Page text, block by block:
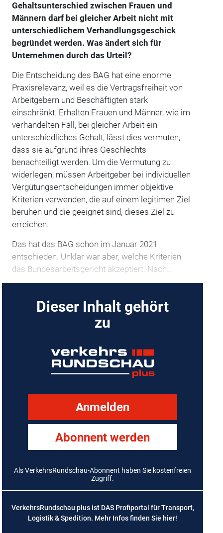
Gehaltsunterschied zwischen Frauen und
Männern darf bei gleicher Arbeit nicht mit
unterschiedlichem Verhandlungsgeschick
begründet werden. Was ändert sich für
Unternehmen durch das Urteil?
Die Entscheidung des BAG hat eine enorme
Praxisrelevanz, weil es die Vertragsfreiheit von
Arbeitgebern und Beschäftigten stark
einschränkt. Erhalten Frauen und Männer, wie im
verhandelten Fall, bei gleicher Arbeit ein
unterschiedliches Gehalt, lässt dies vermuten,
dass sie aufgrund ihres Geschlechts
benachteiligt werden. Um die Vermutung zu
widerlegen, müssen Arbeitgeber bei individuellen
Vergütungsentscheidungen immer objektive
Kriterien verwenden, die auf einem legitimen Ziel
beruhen und die geeignet sind, dieses Ziel zu
erreichen.
Das hat das BAG schon im Januar 2021
entschieden. Unklar war aber, welche Kriterien
das Bundesarbeitsgericht akzeptiert. Nach…
Dieser Inhalt gehört
zu
Anmelden
Abonnent werden
Als VerkehrsRundschau-Abonnent haben Sie kostenfreien
Zugriff.
VerkehrsRundschau plus ist DAS Profiportal für Transport,
Logistik & Spedition. Mehr Infos finden Sie hier!